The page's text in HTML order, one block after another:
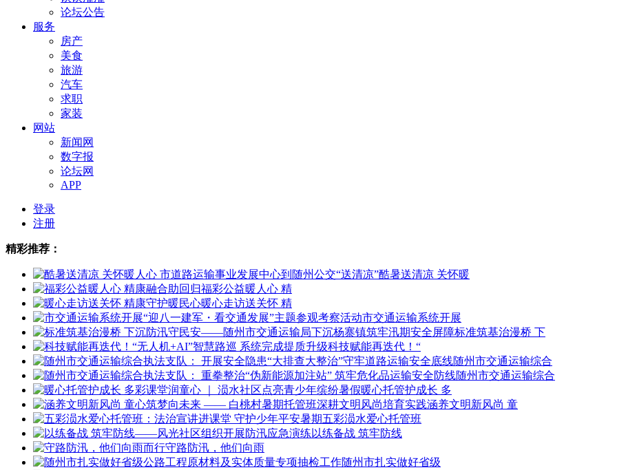
论坛公告
服务
房产
美食
旅游
汽车
求职
家装
网站
新闻网
数字报
论坛网
APP
登录
注册
精彩推荐：
酷暑送清凉 关怀暖
福彩公益暖人心 精
暖心走访送关怀 精
市交通运输系统开展
标准筑基治漫桥 下
科技赋能再迭代！“
随州市交通运输综合
随州市交通运输综合
暖心托管护成长 多
涵养文明新风尚 童
五彩涢水爱心托管班
以练备战 筑牢防线
守路防汛，他们向雨
随州市扎实做好省级